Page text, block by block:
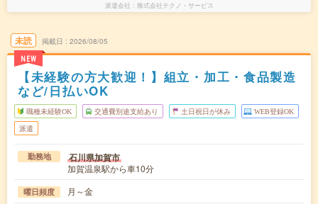
派遣会社 株式会社テクノ・サービス
未読
NEW
掲載日 2026/08/05
【未経験の方大歓迎！】組立・加工・食品製造
など/日払いOK
職種未経験OK 交通費別途支給あり 土日祝日が休み WEB登録OK
派遣
勤務地 石川県加賀市
加賀温泉駅から車10分
曜日頻度 月～金